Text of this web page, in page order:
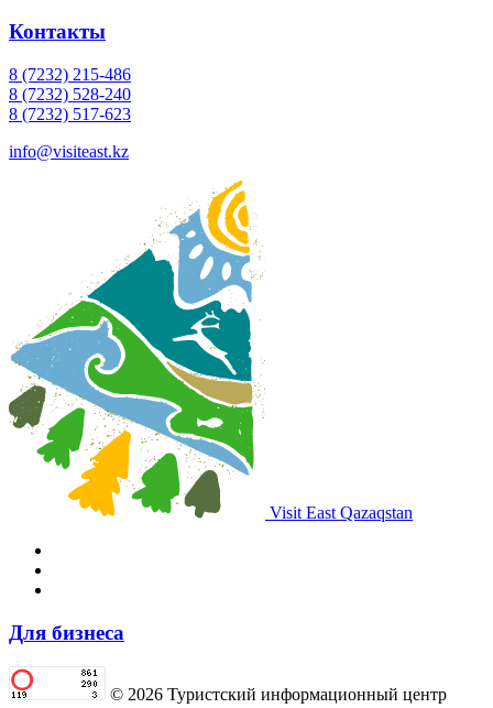
Контакты
8 (7232) 215-486
8 (7232) 528-240
8 (7232) 517-623
info@visiteast.kz
Visit East Qazaqstan
Для бизнеса
© 2026 Туристский информационный центр